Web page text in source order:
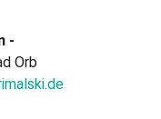
-
Orb